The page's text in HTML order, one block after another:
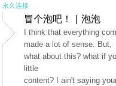
永久连接
冒个泡吧！ | 泡泡
I think that everything
made a lot of sense. But,
what about this? what if
little
content? I ain't saying